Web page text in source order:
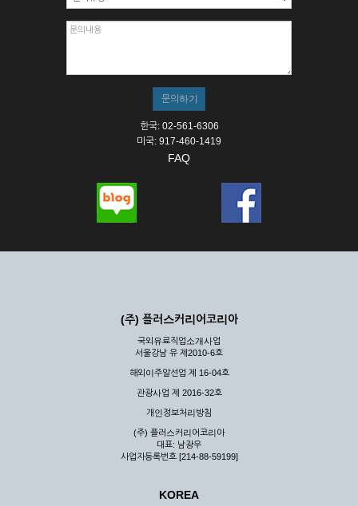
한국: 02-561-6306
미국: 917-460-1419
FAQ
(주) 플러스커리어코리아
국외유료직업소개사업
서울강남 유 제2010-6호
해외이주알선업 제 16-04호
관광사업 제 2016-32호
개인정보처리방침
(주) 플러스커리어코리아
대표: 남광우
사업자등록번호 [214-88-59199]
KOREA